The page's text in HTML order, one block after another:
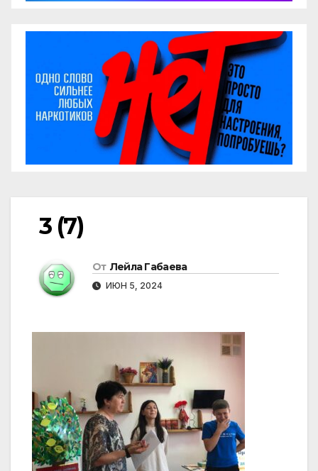
3 (7)
От Лейла Габаева
ИЮН 5, 2024